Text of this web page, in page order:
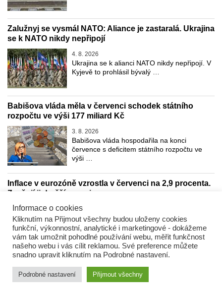
Zalužnyj se vysmál NATO: Aliance je zastaralá. Ukrajina
se k NATO nikdy nepřipojí
4. 8. 2026
Ukrajina se k alianci NATO nikdy nepřipojí. V
Kyjevě to prohlásil bývalý …
Babišova vláda měla v červenci schodek státního
rozpočtu ve výši 177 miliard Kč
3. 8. 2026
Babišova vláda hospodařila na konci
července s deficitem státního rozpočtu ve
výši …
Inflace v eurozóně vzrostla v červenci na 2,9 procenta.
Zvyšují ji dražší energie
31. 7. 2026
Inflace v eurozóně vzrostla v červenci na 2,9
procenta z červnových 2,8 …
Ekonomika v České republice ve druhém letošním
čtvrtletí vzrostla meziročně o 2 procenta
Informace o cookies
Kliknutím na Přijmout všechny budou uloženy cookies
funkční, výkonnostní, analytické i marketingové - dokážeme
vám tak umožnit pohodlné používání webu, měřit funkčnost
našeho webu i vás cílit reklamou. Své preference můžete
snadno upravit kliknutím na Podrobné nastavení.
Podrobné nastavení Přijmout všechny